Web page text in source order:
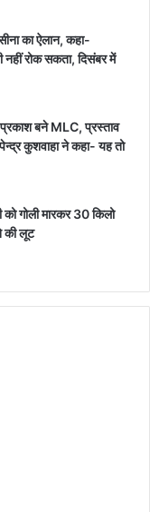
का ऐलान, कहा-
नहीं रोक सकता, दिसंबर में
प्रकाश बने MLC, प्रस्ताव
कुशवाहा ने कहा- यह तो
को गोली मारकर 30 किलो
की लूट